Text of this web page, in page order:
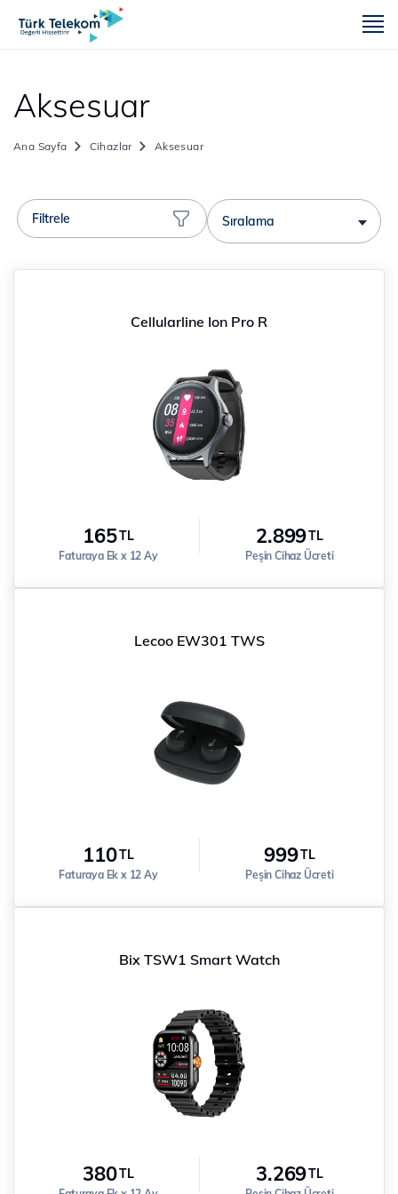
Aksesuar
Ana Sayfa Cihazlar Aksesuar
Sıralama
Filtrele
Cellularline Ion Pro R
165TL
Faturaya Ek x 12 Ay
2.899TL
Peşin Cihaz Ücreti
Lecoo EW301 TWS
110TL
Faturaya Ek x 12 Ay
999TL
Peşin Cihaz Ücreti
Bix TSW1 Smart Watch
380TL 3.269TL